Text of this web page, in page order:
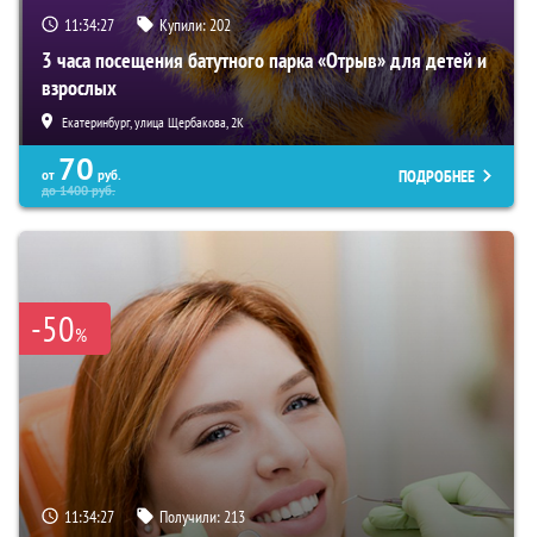
11:34:26 Купили:202
3 часа посещения батутного парка «Отрыв» для детей и
взрослых
Екатеринбург, улица Щербакова, 2К
от 70 руб.
до1400руб.
ПОДРОБНЕЕ
-50%
11:34:26 Получили:213